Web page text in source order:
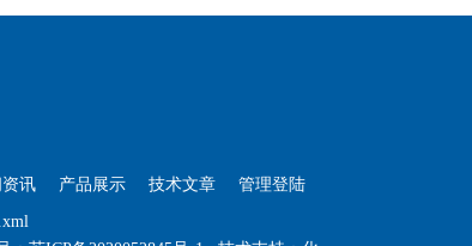
讯 产品展示 技术文章 管理登陆